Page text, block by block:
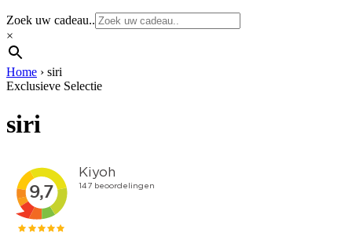
Zoek uw cadeau..
×
Home › siri
Exclusieve Selectie
siri